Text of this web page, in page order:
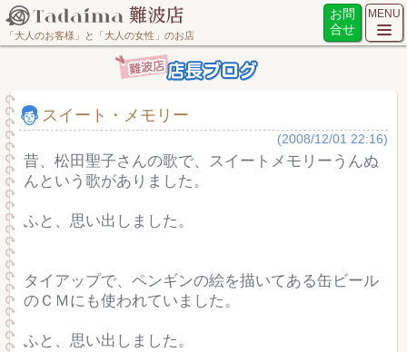
「大人のお客様」と「大人の女性」のお店
お問
合せ
MENU
スイート・メモリー
(2008/12/01 22:16)
昔、松田聖子さんの歌で、スイートメモリーうんぬ
んという歌がありました。
ふと、思い出しました。
タイアップで、ペンギンの絵を描いてある缶ビール
のＣＭにも使われていました。
ふと、思い出しました。